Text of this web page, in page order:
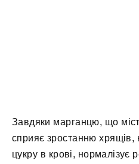
Завдяки марганцю, що
сприяє зростанню хрящів,
цукру в крові, нормалізує